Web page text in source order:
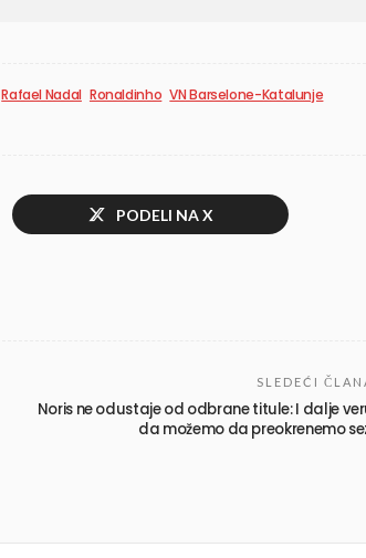
Rafael Nadal Ronaldinho VN Barselone-Katalunje
PODELI NA X
SLEDEĆI
Noris ne odustaje od odbrane titule: I dalje
da možemo da preokrenemo